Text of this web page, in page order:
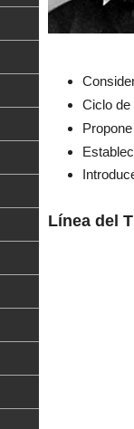
Ciclo de
Línea del